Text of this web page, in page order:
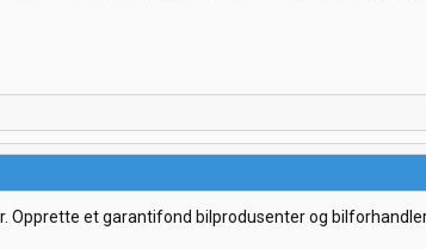
Opprette et garantifond bilprodusenter og